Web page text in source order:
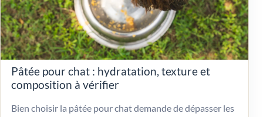
Pâtée pour chat : hydratation, texture et
composition à vérifier
Bien choisir la pâtée pour chat demande de dépasser les